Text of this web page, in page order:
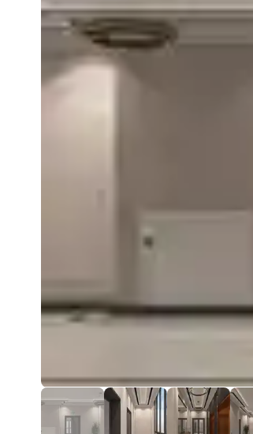
- Бассейн
- Парк имени Сайдали Вализода
ЖК «Алмос Сохтмон» — это